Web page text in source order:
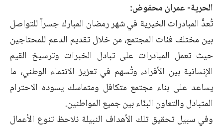
الحرية- عمران محفوض:
تُعدُّ المبادرات الخيرية في شهر رمضان المبارك جسراً للتواصل
بين مختلف فئات المجتمع، من خلال تقديم الدعم للمحتاجين
حيث تعمل المبادرات على تبادل الخبرات وترسيخ القيم
الإنسانية بين الأفراد، وتُسهم في تعزيز الانتماء الوطني، ما
يساعد على بناء مجتمع متكافل ومتماسك يسوده الاحترام
المتبادل والتعاون البنّاء بين جميع المواطنين.
وفي سبيل تحقيق تلك الأهداف النبيلة نلاحظ تنوع الأعمال